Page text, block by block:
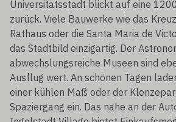
Universitätsstadt blickt auf eine
zurück. Viele Bauwerke wie das
Rathaus oder die Santa Maria de
das Stadtbild einzigartig. Der
abwechslungsreiche Museen sind
Ausflug wert. An schönen Tagen
einer kühlen Maß oder der
Spaziergang ein. Das nahe an der